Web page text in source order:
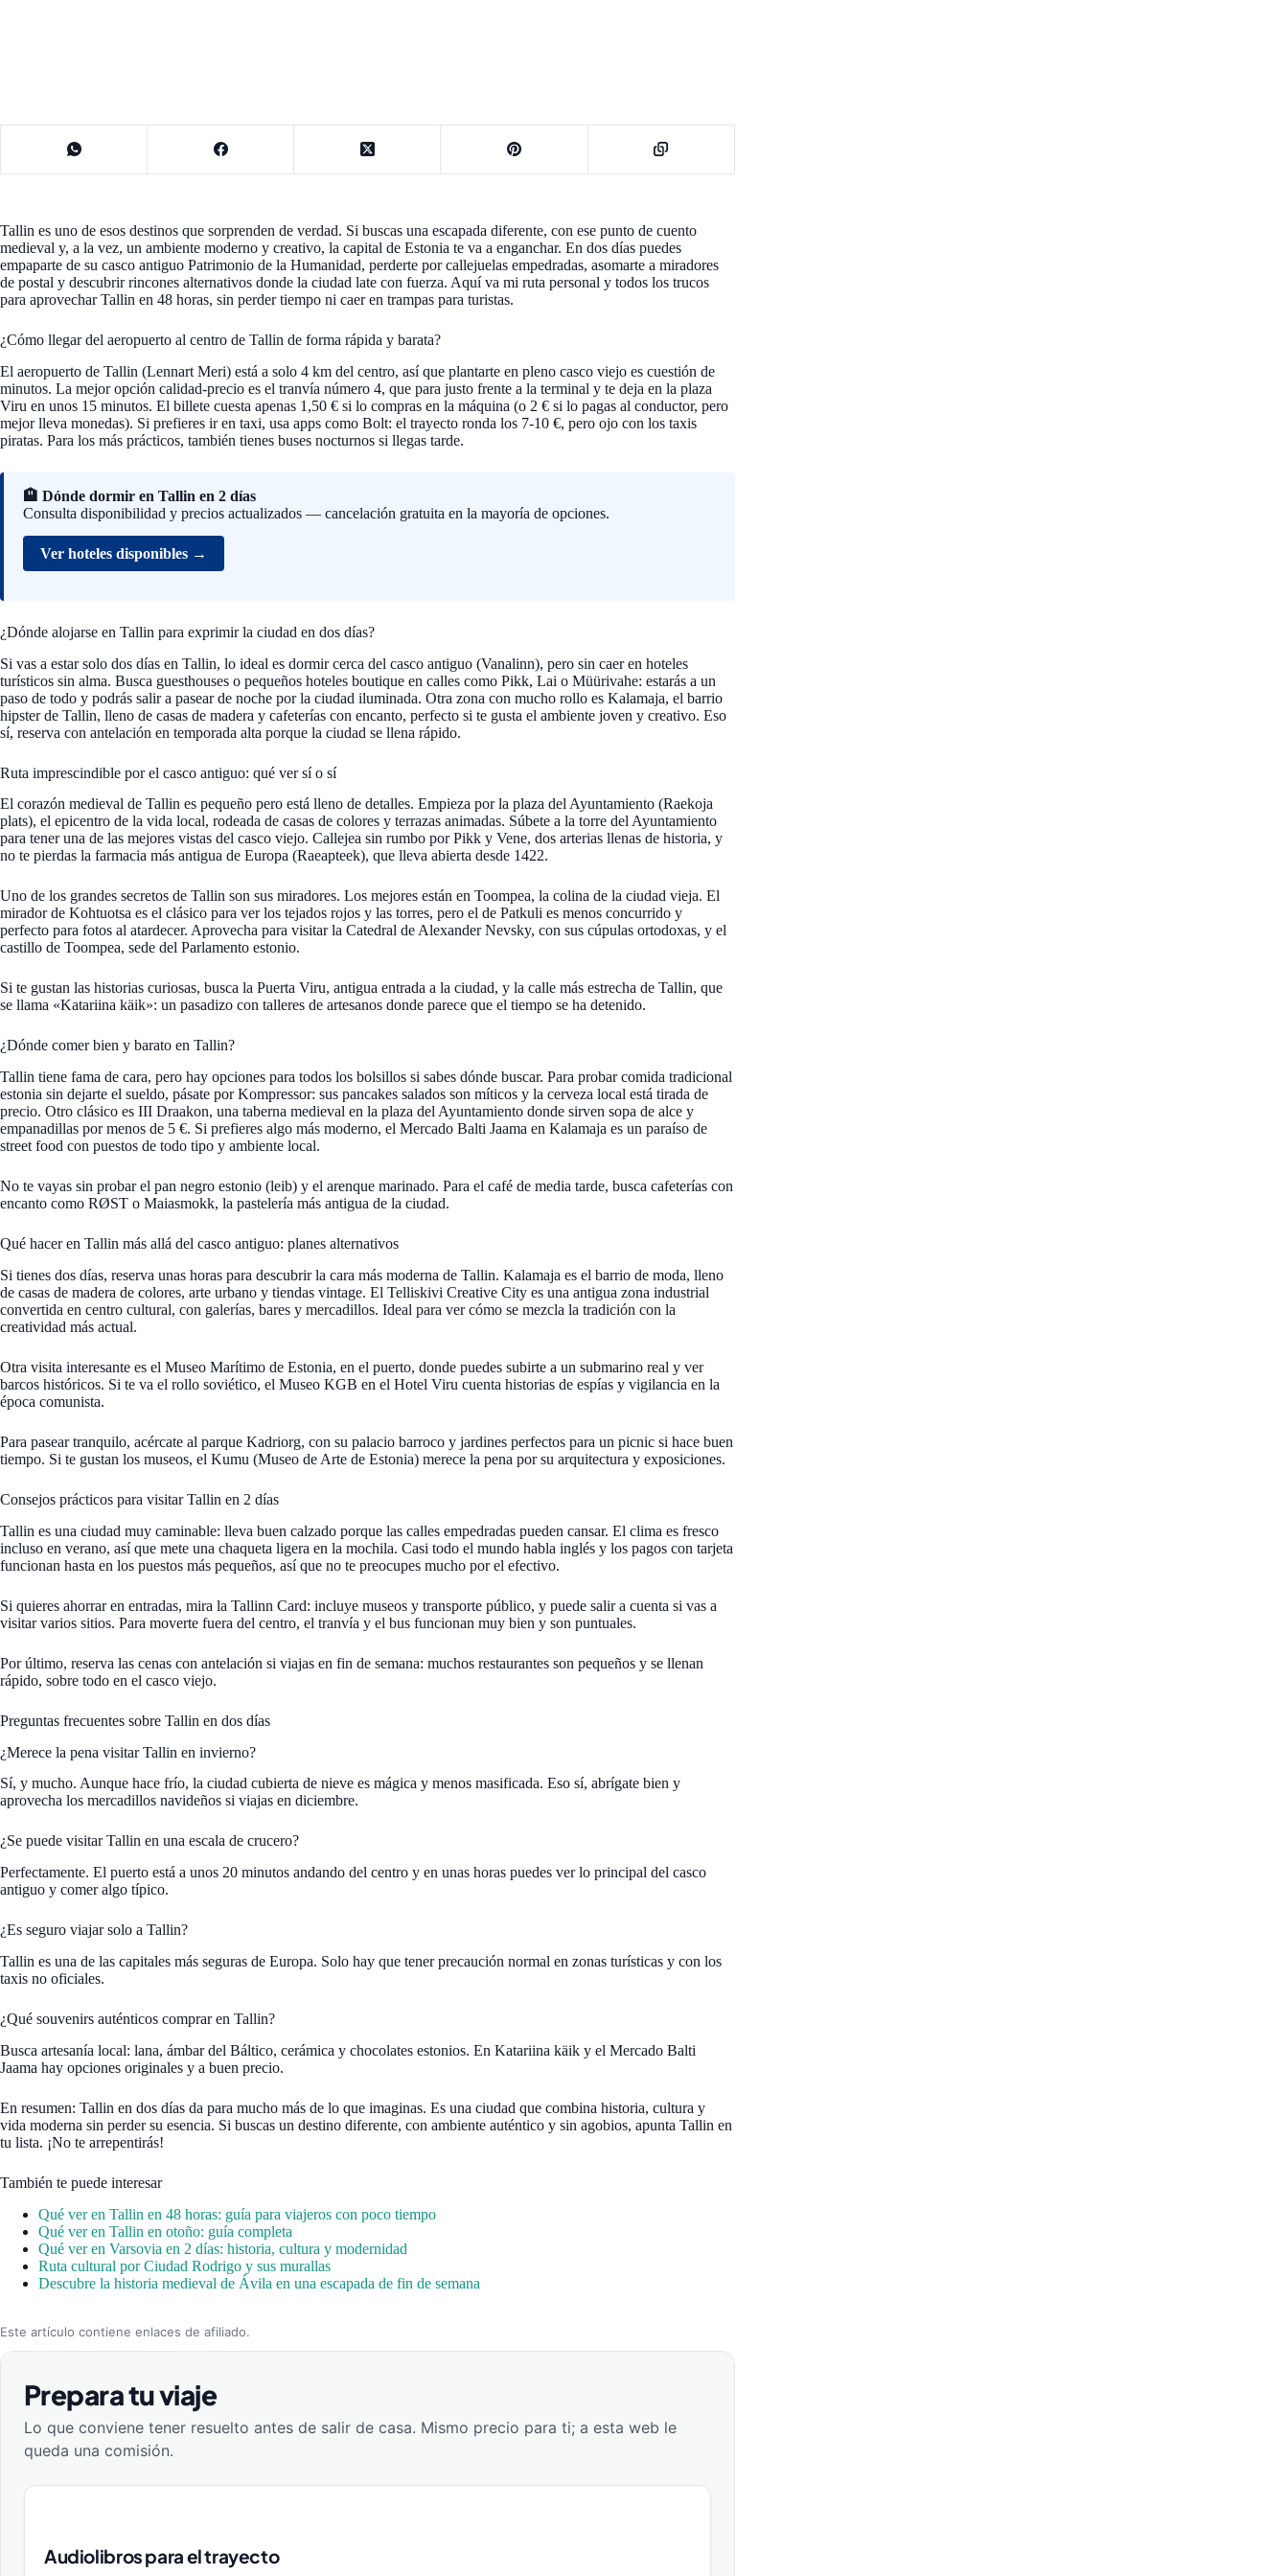
Tallin es uno de esos destinos que sorprenden de verdad. Si buscas una escapada diferente, con ese punto de cuento
medieval y, a la vez, un ambiente moderno y creativo, la capital de Estonia te va a enganchar. En dos días puedes
empaparte de su casco antiguo Patrimonio de la Humanidad, perderte por callejuelas empedradas, asomarte a miradores
de postal y descubrir rincones alternativos donde la ciudad late con fuerza. Aquí va mi ruta personal y todos los trucos
para aprovechar Tallin en 48 horas, sin perder tiempo ni caer en trampas para turistas.
¿Cómo llegar del aeropuerto al centro de Tallin de forma rápida y barata?
El aeropuerto de Tallin (Lennart Meri) está a solo 4 km del centro, así que plantarte en pleno casco viejo es cuestión de
minutos. La mejor opción calidad-precio es el tranvía número 4, que para justo frente a la terminal y te deja en la plaza
Viru en unos 15 minutos. El billete cuesta apenas 1,50 € si lo compras en la máquina (o 2 € si lo pagas al conductor, pero
mejor lleva monedas). Si prefieres ir en taxi, usa apps como Bolt: el trayecto ronda los 7-10 €, pero ojo con los taxis
piratas. Para los más prácticos, también tienes buses nocturnos si llegas tarde.
🏨 Dónde dormir en Tallin en 2 días
Consulta disponibilidad y precios actualizados — cancelación gratuita en la mayoría de opciones.
Ver hoteles disponibles →
¿Dónde alojarse en Tallin para exprimir la ciudad en dos días?
Si vas a estar solo dos días en Tallin, lo ideal es dormir cerca del casco antiguo (Vanalinn), pero sin caer en hoteles
turísticos sin alma. Busca guesthouses o pequeños hoteles boutique en calles como Pikk, Lai o Müürivahe: estarás a un
paso de todo y podrás salir a pasear de noche por la ciudad iluminada. Otra zona con mucho rollo es Kalamaja, el barrio
hipster de Tallin, lleno de casas de madera y cafeterías con encanto, perfecto si te gusta el ambiente joven y creativo. Eso
sí, reserva con antelación en temporada alta porque la ciudad se llena rápido.
Ruta imprescindible por el casco antiguo: qué ver sí o sí
El corazón medieval de Tallin es pequeño pero está lleno de detalles. Empieza por la plaza del Ayuntamiento (Raekoja
plats), el epicentro de la vida local, rodeada de casas de colores y terrazas animadas. Súbete a la torre del Ayuntamiento
para tener una de las mejores vistas del casco viejo. Callejea sin rumbo por Pikk y Vene, dos arterias llenas de historia, y
no te pierdas la farmacia más antigua de Europa (Raeapteek), que lleva abierta desde 1422.
Uno de los grandes secretos de Tallin son sus miradores. Los mejores están en Toompea, la colina de la ciudad vieja. El
mirador de Kohtuotsa es el clásico para ver los tejados rojos y las torres, pero el de Patkuli es menos concurrido y
perfecto para fotos al atardecer. Aprovecha para visitar la Catedral de Alexander Nevsky, con sus cúpulas ortodoxas, y el
castillo de Toompea, sede del Parlamento estonio.
Si te gustan las historias curiosas, busca la Puerta Viru, antigua entrada a la ciudad, y la calle más estrecha de Tallin, que
se llama «Katariina käik»: un pasadizo con talleres de artesanos donde parece que el tiempo se ha detenido.
¿Dónde comer bien y barato en Tallin?
Tallin tiene fama de cara, pero hay opciones para todos los bolsillos si sabes dónde buscar. Para probar comida tradicional
estonia sin dejarte el sueldo, pásate por Kompressor: sus pancakes salados son míticos y la cerveza local está tirada de
precio. Otro clásico es III Draakon, una taberna medieval en la plaza del Ayuntamiento donde sirven sopa de alce y
empanadillas por menos de 5 €. Si prefieres algo más moderno, el Mercado Balti Jaama en Kalamaja es un paraíso de
street food con puestos de todo tipo y ambiente local.
No te vayas sin probar el pan negro estonio (leib) y el arenque marinado. Para el café de media tarde, busca cafeterías con
encanto como RØST o Maiasmokk, la pastelería más antigua de la ciudad.
Qué hacer en Tallin más allá del casco antiguo: planes alternativos
Si tienes dos días, reserva unas horas para descubrir la cara más moderna de Tallin. Kalamaja es el barrio de moda, lleno
de casas de madera de colores, arte urbano y tiendas vintage. El Telliskivi Creative City es una antigua zona industrial
convertida en centro cultural, con galerías, bares y mercadillos. Ideal para ver cómo se mezcla la tradición con la
creatividad más actual.
Otra visita interesante es el Museo Marítimo de Estonia, en el puerto, donde puedes subirte a un submarino real y ver
barcos históricos. Si te va el rollo soviético, el Museo KGB en el Hotel Viru cuenta historias de espías y vigilancia en la
época comunista.
Para pasear tranquilo, acércate al parque Kadriorg, con su palacio barroco y jardines perfectos para un picnic si hace buen
tiempo. Si te gustan los museos, el Kumu (Museo de Arte de Estonia) merece la pena por su arquitectura y exposiciones.
Consejos prácticos para visitar Tallin en 2 días
Tallin es una ciudad muy caminable: lleva buen calzado porque las calles empedradas pueden cansar. El clima es fresco
incluso en verano, así que mete una chaqueta ligera en la mochila. Casi todo el mundo habla inglés y los pagos con tarjeta
funcionan hasta en los puestos más pequeños, así que no te preocupes mucho por el efectivo.
Si quieres ahorrar en entradas, mira la Tallinn Card: incluye museos y transporte público, y puede salir a cuenta si vas a
visitar varios sitios. Para moverte fuera del centro, el tranvía y el bus funcionan muy bien y son puntuales.
Por último, reserva las cenas con antelación si viajas en fin de semana: muchos restaurantes son pequeños y se llenan
rápido, sobre todo en el casco viejo.
Preguntas frecuentes sobre Tallin en dos días
¿Merece la pena visitar Tallin en invierno?
Sí, y mucho. Aunque hace frío, la ciudad cubierta de nieve es mágica y menos masificada. Eso sí, abrígate bien y
aprovecha los mercadillos navideños si viajas en diciembre.
¿Se puede visitar Tallin en una escala de crucero?
Perfectamente. El puerto está a unos 20 minutos andando del centro y en unas horas puedes ver lo principal del casco
antiguo y comer algo típico.
¿Es seguro viajar solo a Tallin?
Tallin es una de las capitales más seguras de Europa. Solo hay que tener precaución normal en zonas turísticas y con los
taxis no oficiales.
¿Qué souvenirs auténticos comprar en Tallin?
Busca artesanía local: lana, ámbar del Báltico, cerámica y chocolates estonios. En Katariina käik y el Mercado Balti
Jaama hay opciones originales y a buen precio.
En resumen: Tallin en dos días da para mucho más de lo que imaginas. Es una ciudad que combina historia, cultura y
vida moderna sin perder su esencia. Si buscas un destino diferente, con ambiente auténtico y sin agobios, apunta Tallin en
tu lista. ¡No te arrepentirás!
También te puede interesar
Qué ver en Tallin en 48 horas: guía para viajeros con poco tiempo
Qué ver en Tallin en otoño: guía completa
Qué ver en Varsovia en 2 días: historia, cultura y modernidad
Ruta cultural por Ciudad Rodrigo y sus murallas
Descubre la historia medieval de Ávila en una escapada de fin de semana
Este artículo contiene enlaces de afiliado.
Prepara tu viaje
Lo que conviene tener resuelto antes de salir de casa. Mismo precio para ti; a esta web le
queda una comisión.
Audiolibros para el trayecto